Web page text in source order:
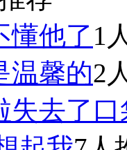
懂他了 1
温馨的2
失去了口